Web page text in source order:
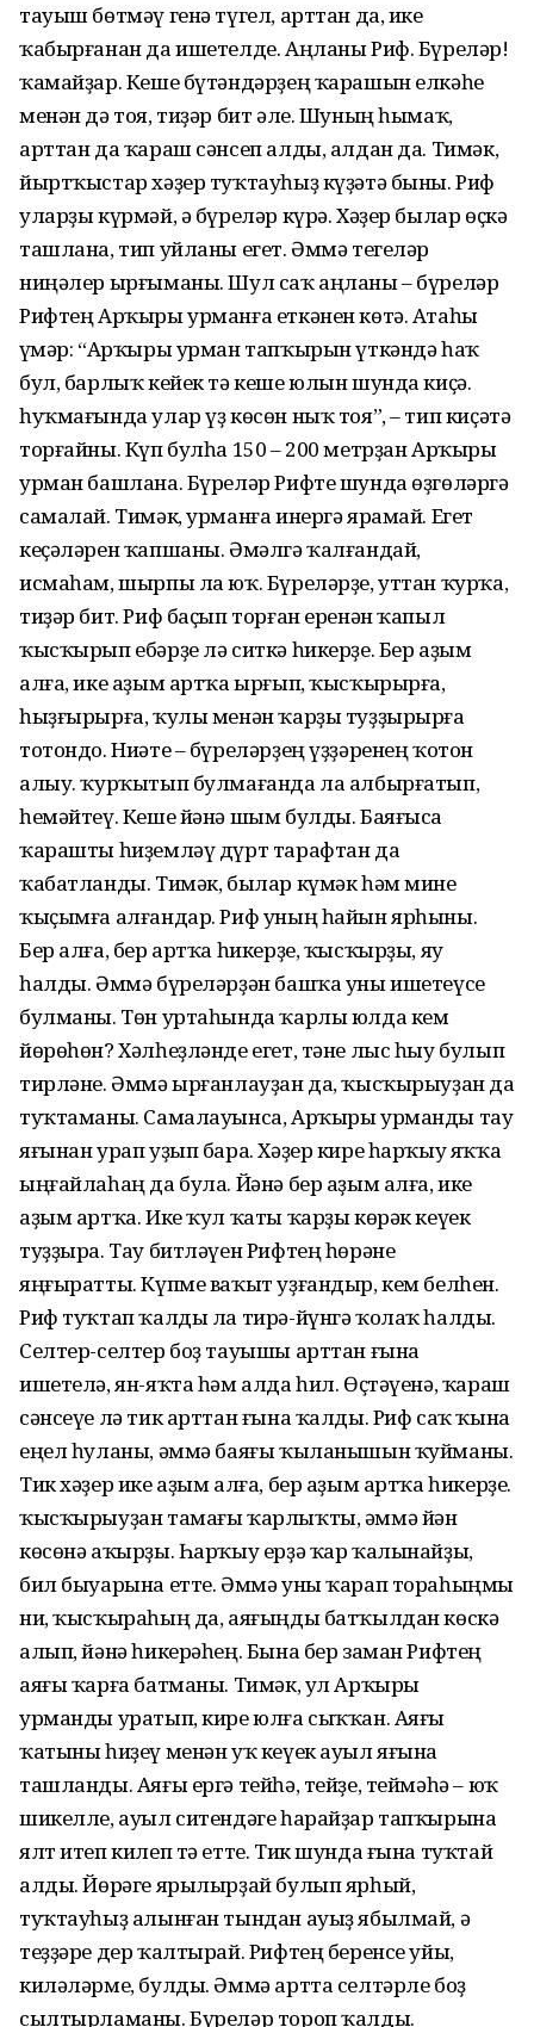
тауыш бөтмәү генә түгел, арттан да, ике
ҡабырғанан да ишетелде. Аңланы Риф. Бүреләр!
ҡамайҙар. Кеше бүтәндәрҙең ҡарашын елкәһе
менән дә тоя, тиҙәр бит әле. Шуның һымаҡ,
арттан да ҡараш сәнсеп алды, алдан да. Тимәк,
йыртҡыстар хәҙер туҡтауһыҙ күҙәтә быны. Риф
уларҙы күрмәй, ә бүреләр күрә. Хәҙер былар өҫкә
ташлана, тип уйланы егет. Әммә тегеләр
ниңәлер ырғыманы. Шул саҡ аңланы – бүреләр
Рифтең Арҡыры урманға еткәнен көтә. Атаһы
Ғүмәр: “Арҡыры урман тапҡырын үткәндә һаҡ
бул, барлыҡ кейек тә кеше юлын шунда киҫә.
һуҡмағында улар үҙ көсөн ныҡ тоя”, – тип киҫәтә
торғайны. Күп булһа 150 – 200 метрҙан Арҡыры
урман башлана. Бүреләр Рифте шунда өҙгөләргә
самалай. Тимәк, урманға инергә ярамай. Егет
кеҫәләрен ҡапшаны. Әмәлгә ҡалғандай,
исмаһам, шырпы ла юҡ. Бүреләрҙе, уттан ҡурҡа,
тиҙәр бит. Риф баҫып торған еренән ҡапыл
ҡысҡырып ебәрҙе лә ситкә һикерҙе. Бер аҙым
алға, ике аҙым артҡа ырғып, ҡысҡырырға,
һыҙғырырға, ҡулы менән ҡарҙы туҙҙырырға
тотондо. Ниәте – бүреләрҙең үҙҙәренең ҡотон
алыу. ҡурҡытып булмағанда ла албырғaтып,
һемәйтеү. Кеше йәнә шым булды. Баяғыса
ҡарашты һиҙемләү дүрт тарафтан да
ҡабатланды. Тимәк, былар күмәк һәм мине
ҡыҫымға алғандар. Риф уның һайын ярһыны.
Бер алға, бер артҡа һикерҙе, ҡысҡырҙы, яу
һалды. Әммә бүреләрҙән башҡа уны ишетеүсе
булманы. Төн уртаһында ҡарлы юлда кем
йөрөһөн? Хәлһеҙләнде егет, тәне лыс һыу булып
тирләне. Әммә ырғанлауҙан да, ҡысҡырыуҙан да
туҡтаманы. Самалауынса, Арҡыры урманды тау
яғынан урап уҙып бара. Хәҙер кире һарҡыу яҡҡа
ыңғайлаһаң да була. Йәнә бер аҙым алға, ике
аҙым артҡа. Ике ҡул ҡаты ҡарҙы көрәк кеүек
туҙҙыра. Тау битләүен Рифтең һөрәне
яңғыратты. Күпме ваҡыт уҙғандыр, кем белһен.
Риф туҡтап ҡалды ла тирә-йүнгә ҡолаҡ һалды.
Селтер-селтер боҙ тауышы арттан ғына
ишетелә, ян-яҡта һәм алда һил. Өҫтәүенә, ҡараш
сәнсеүе лә тик арттан ғына ҡалды. Риф саҡ ҡына
еңел һуланы, әммә баяғы ҡыланышын ҡуйманы.
Тик хәҙер ике аҙым алға, бер аҙым артҡа һикерҙе.
ҡысҡырыуҙан тамағы ҡарлыҡты, әммә йән
көсөнә аҡырҙы. Һарҡыу ерҙә ҡар ҡалынайҙы,
бил быуарына етте. Әммә уны ҡарап тораһыңмы
ни, ҡысҡыраһың да, аяғыңды батҡылдан көскә
алып, йәнә һикерәһең. Бына бер заман Рифтең
аяғы ҡарға батманы. Тимәк, ул Арҡыры
урманды уратып, кире юлға сыҡҡан. Аяғы
ҡатыны һиҙеү менән уҡ кеүек ауыл яғына
ташланды. Аяғы ергә тейһә, тейҙе, теймәһә – юҡ
шикелле, ауыл ситендәге һарайҙар тапҡырына
ялт итеп килеп тә етте. Тик шунда ғына туҡтай
алды. Йөрәге ярылырҙай булып ярһый,
туҡтауһыҙ алынған тындан ауыҙ ябылмай, ә
теҙҙәре дер ҡалтырай. Рифтең беренсе уйы,
киләләрме, булды. Әммә артта селтәрле боҙ
сылтырламаны. Бүреләр тороп ҡалды.